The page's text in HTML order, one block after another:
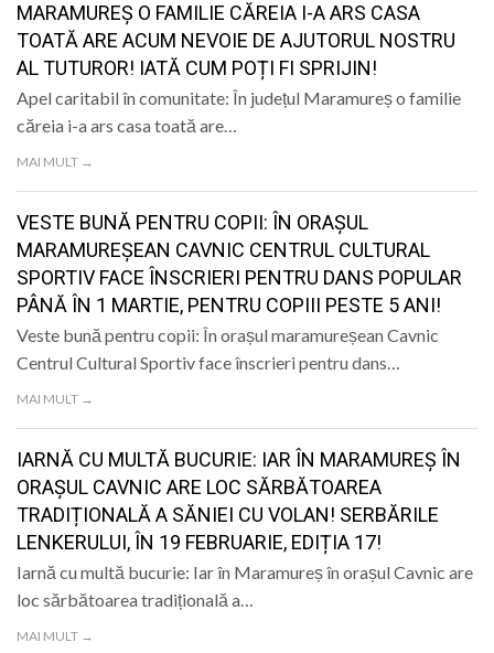
MARAMUREȘ O FAMILIE CĂREIA I-A ARS CASA
TOATĂ ARE ACUM NEVOIE DE AJUTORUL NOSTRU
AL TUTUROR! IATĂ CUM POȚI FI SPRIJIN!
Apel caritabil în comunitate: În județul Maramureș o familie
căreia i-a ars casa toată are…
MAI MULT →
VESTE BUNĂ PENTRU COPII: ÎN ORAȘUL
MARAMUREȘEAN CAVNIC CENTRUL CULTURAL
SPORTIV FACE ÎNSCRIERI PENTRU DANS POPULAR
PÂNĂ ÎN 1 MARTIE, PENTRU COPIII PESTE 5 ANI!
Veste bună pentru copii: În orașul maramureșean Cavnic
Centrul Cultural Sportiv face înscrieri pentru dans…
MAI MULT →
IARNĂ CU MULTĂ BUCURIE: IAR ÎN MARAMUREȘ ÎN
ORAȘUL CAVNIC ARE LOC SĂRBĂTOAREA
TRADIȚIONALĂ A SĂNIEI CU VOLAN! SERBĂRILE
LENKERULUI, ÎN 19 FEBRUARIE, EDIȚIA 17!
Iarnă cu multă bucurie: Iar în Maramureș în orașul Cavnic are
loc sărbătoarea tradițională a…
MAI MULT →